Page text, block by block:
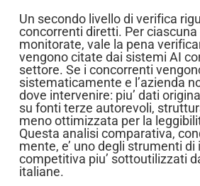
Un secondo livello di verifica
concorrenti diretti. Per
monitorate, vale la pena
vengono citate dai sistemi AI
settore. Se i concorrenti
sistematicamente e l’azienda
dove intervenire: piu’ dati
su fonti terze autorevoli,
meno ottimizzata per la
Questa analisi comparativa,
mente, e’ uno degli strumenti
competitiva piu’ sottoutilizzati
italiane.